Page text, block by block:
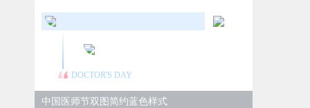
DOCTOR'S DAY
中国医师节双图简约蓝色样式